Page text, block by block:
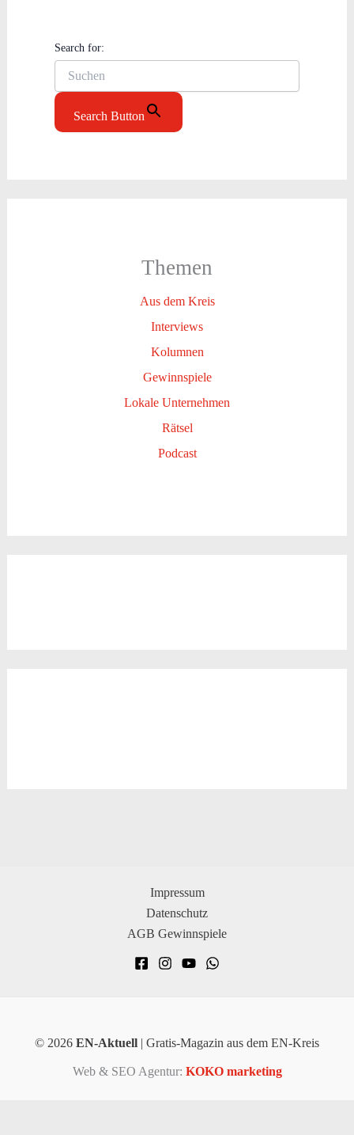
Search for:
Search Button
Themen
Aus dem Kreis
Interviews
Kolumnen
Gewinnspiele
Lokale Unternehmen
Rätsel
Podcast
Impressum
Datenschutz
AGB Gewinnspiele
© 2026 EN-Aktuell | Gratis-Magazin aus dem EN-Kreis
Web & SEO Agentur: KOKO marketing